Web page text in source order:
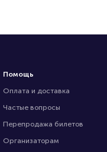
Помощь
Оплата и доставка
Частые вопросы
Перепродажа билетов
Организаторам